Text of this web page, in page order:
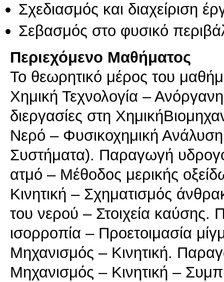
Σχεδιασμός και διαχείριση
Σεβασμός στο φυσικό
Περιεχόμενο Μαθήματος
Το θεωρητικό μέρος του
Χημική Τεχνολογία –
διεργασίες στη
Νερό – Φυσικοχημική
Συστήματα). Παραγωγή
ατμό – Μέθοδος μερικής
Κινητική – Σχηματισμός
του νερού – Στοιχεία
ισορροπία – Προετοιμασία
Μηχανισμός – Κινητική.
Μηχανισμός – Κινητική –